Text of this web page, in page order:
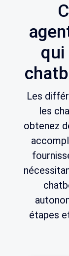
Les
les
obtenez
étapes